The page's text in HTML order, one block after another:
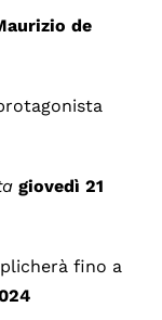
de
giovedì 21
fino a